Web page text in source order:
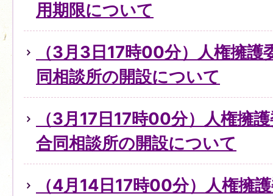
用期限について
（3月3日17時00分）人権擁護
同相談所の開設について
（3月17日17時00分）人権擁
合同相談所の開設について
（4月14日17時00分）人権擁